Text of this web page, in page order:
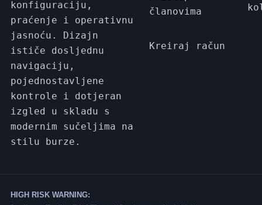
konfiguraciju,
praćenje i operativnu
jasnoću. Dizajn
ističe dosljednu
navigaciju,
pojednostavljene
kontrole i dotjeran
izgled u skladu s
modernim sučeljima na
stilu burze.
članovima
Kreiraj račun